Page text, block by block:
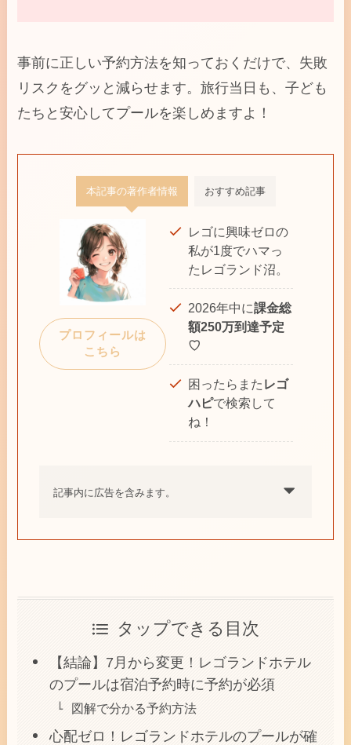
事前に正しい予約方法を知っておくだけで、失敗
リスクをグッと減らせます。旅行当日も、子ども
たちと安心してプールを楽しめますよ！
本記事の著作者情報 おすすめ記事
プロフィールは
こちら
レゴに興味ゼロの
私が1度でハマっ
たレゴランド沼。
2026年中に課金総
額250万到達予定
♡
困ったらまた レゴ
ハピで検索して
ね！
記事内に広告を含みます。
タップできる目次
【結論】7月から変更！レゴランドホテル
のプールは宿泊予約時に予約が必須
図解で分かる予約方法
心配ゼロ！レゴランドホテルのプールが確